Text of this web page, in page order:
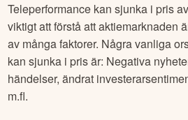
Teleperformance kan sjunka i pris
viktigt att förstå att aktiemarknaden
av många faktorer. Några vanliga
kan sjunka i pris är: Negativa
händelser, ändrat
m.fl.